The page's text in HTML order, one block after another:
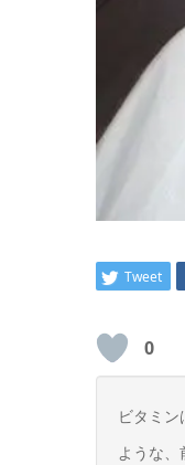
Tweet
0
ビタミン
ような、